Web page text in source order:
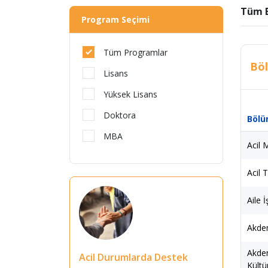
Program Seçimi
Tüm Programlar
Lisans
Yüksek Lisans
Doktora
MBA
Acil Durumlarda Destek
Tüm
Acil
Acil
Aile